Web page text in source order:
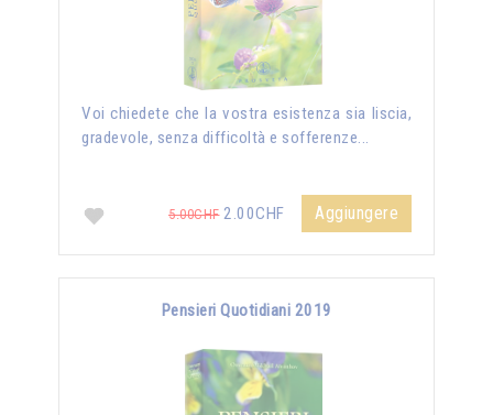
Voi chiedete che la vostra esistenza sia liscia,
gradevole, senza difficoltà e sofferenze...
5.00CHF2.00CHF Aggiungere
Pensieri Quotidiani 2019